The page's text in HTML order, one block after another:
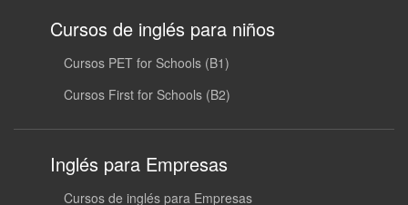
Cursos de inglés para niños
Cursos PET for Schools (B1)
Cursos First for Schools (B2)
Inglés para Empresas
Cursos de inglés para Empresas